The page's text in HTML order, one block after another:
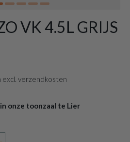
VK 4.5L GRIJS
excl. verzendkosten
onze toonzaal te Lier